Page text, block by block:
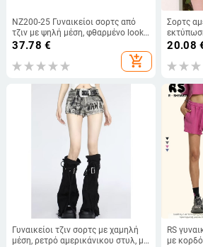
NZ200-25 Γυναικείοι σορτς από
τζιν με ψηλή μέση, φθαρμένο look,
στενή γραμμή
37.78 €
add_shopping_cart
Σορτς
γράμμα,
20.08
Γυναικείοι τζιν σορτς με χαμηλή
μέση, ρετρό αμερικάνικου στυλ, με
RS
με